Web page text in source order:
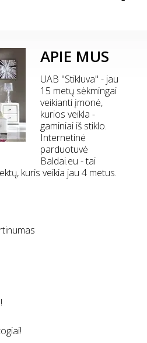
APIE MUS
UAB "Stikluva" - jau
15 metų sėkmingai
veikianti įmonė,
kurios veikla -
gaminiai iš stiklo.
Internetinė
parduotuvė
Baldai.eu - tai
kuris veikia jau 4 metus.